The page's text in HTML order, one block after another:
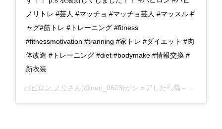
ノリトレ #芸人 #マッチョ #マッチョ芸人 #マッスルギ
ャグ#筋トレ #トレーニング #fitness
#fitnessmotivation #tranning #家トレ #ダイエット #肉
体改造 #トレーニング #diet #bodymake #情報交換 #
新衣装
バビロン ノリ さん(@nori_0623)がシェアした投稿 –